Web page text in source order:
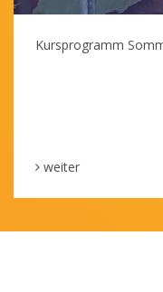
Kursprogramm
weiter